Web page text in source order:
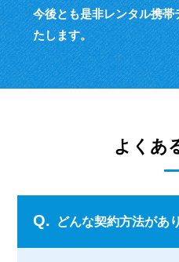
今後とも是非レンタル携
たします。
よくあ
Q. どんな契約方法があ